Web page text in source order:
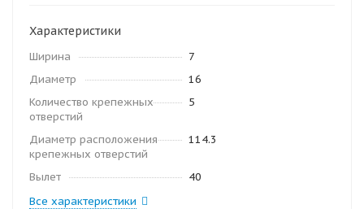
Характеристики
Ширина
7
Диаметр
16
Количество крепежных
отверстий
5
Диаметр расположения
крепежных отверстий
114.3
Вылет
40
Все характеристики